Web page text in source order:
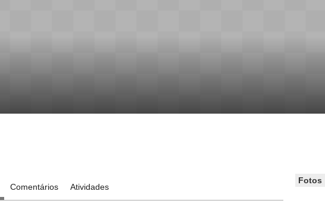
Comentários Atividades
Fotos